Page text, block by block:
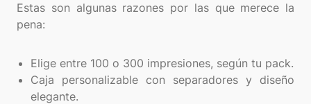
Estas son algunas razones por las que merece la
pena:
Elige entre 100 o 300 impresiones, según tu pack.
Caja personalizable con separadores y diseño
elegante.